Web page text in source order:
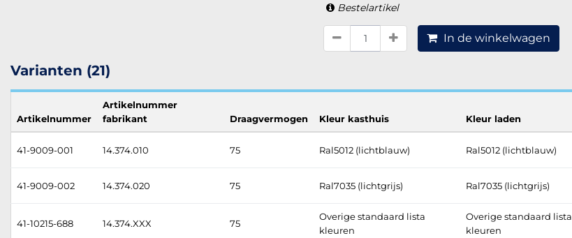
Bestelartikel
In de winkelwagen
Varianten (21)
Artikelnummer
Artikelnummer
fabrikant
Draagvermogen Kleur kasthuis Kleur laden
41-9009-001 14.374.010 75 Ral5012 (lichtblauw) Ral5012 (lichtblauw)
41-9009-002 14.374.020 75 Ral7035 (lichtgrijs) Ral7035 (lichtgrijs)
41-10215-688 14.374.XXX 75
Overige standaard lista
kleuren
Overige standaard lista
kleuren